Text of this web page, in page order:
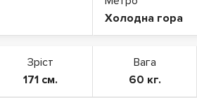
Холодна гора
Зріст
171 см.
Вага
60 кг.